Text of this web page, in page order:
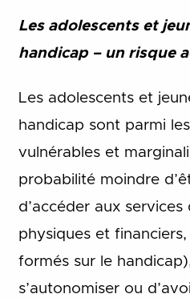
Les adolescents et
handicap – un risque
Les adolescents et
handicap sont parmi
vulnérables et
probabilité moindre
d’accéder aux
physiques et
formés sur le
s’autonomiser ou